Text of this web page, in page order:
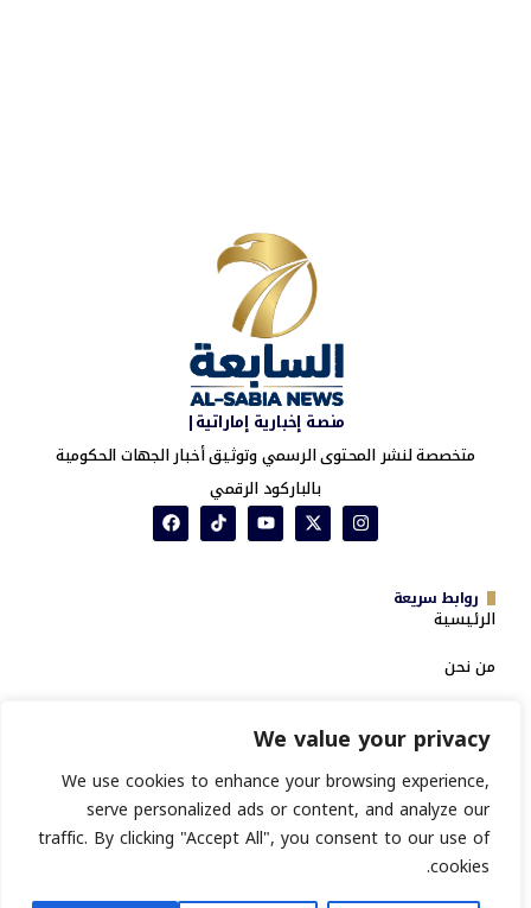
We value your privacy
We use cookies to enhance your browsing experience,
serve personalized ads or content, and analyze our
traffic. By clicking "Accept All", you consent to our use of
cookies.
منصة إخبارية إماراتية|
متخصصة لنشر المحتوى الرسمي وتوثيق أخبار الجهات الحكومية
بالباركود الرقمي
روابط سريعة
الرئيسية
من نحن
المؤسسية ومؤشر تغطيات PR
سياسة الخصوصية
الشروط والأحكام
تسجيل جهة حكومية جديدة
انشر خبرك